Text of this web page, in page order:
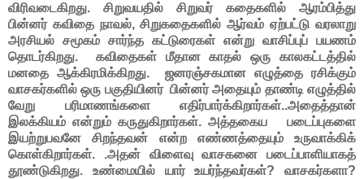
விரிவடைகிறது. சிறுவயதில் சிறுவர் கதைகளில் ஆரம்பித்து
பின்னர் கவிதை நாவல், சிறுகதைகளில் ஆர்வம் ஏற்பட்டு வரலாறு
அரசியல் சமூகம் சார்ந்த கட்டுரைகள் என்று வாசிப்புப் பயணம்
தொடர்கிறது. கவிதைகள் மீதான காதல் ஒரு காலகட்டத்தில்
மனதை ஆக்கிரமிக்கிறது. ஜனரஞ்சகமான எழுத்தை ரசிக்கும்
வாசகர்களில் ஒரு பகுதியினர் பின்னர் அதையும் தாண்டி எழுத்தில்
வேறு பரிமாணங்களை எதிர்பார்க்கிறார்கள்..அதைத்தான்
இலக்கியம் என்றும் கருதுகிறார்கள். அத்தகைய படைப்புகளை
இயற்றுபவனே சிறந்தவன் என்ற எண்ணத்தையும் உருவாக்கிக்
கொள்கிறார்கள். .அதன் விளைவு வாசகனை படைப்பாளியாகத்
தூண்டுகிறது. உண்மையில் யார் உயர்ந்தவர்கள்? வாசகர்களா?